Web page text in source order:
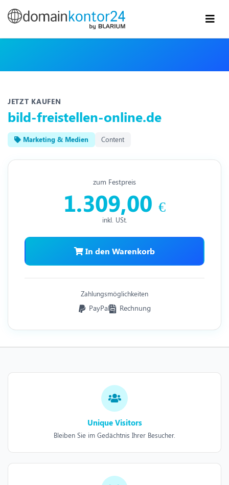
JETZT KAUFEN
bild-freistellen-online.de
Marketing & Medien Content
zum Festpreis
1.309,00 €
inkl. USt.
In den Warenkorb
Zahlungsmöglichkeiten
PayPal Rechnung
Unique Visitors
Bleiben Sie im Gedächtnis Ihrer Besucher.